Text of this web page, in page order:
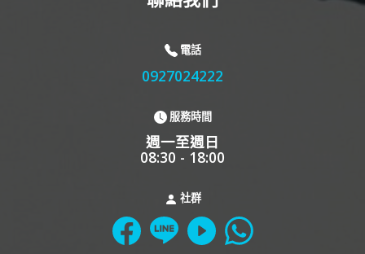
電話
0927024222
服務時間
週一至週日
08:30 - 18:00
社群